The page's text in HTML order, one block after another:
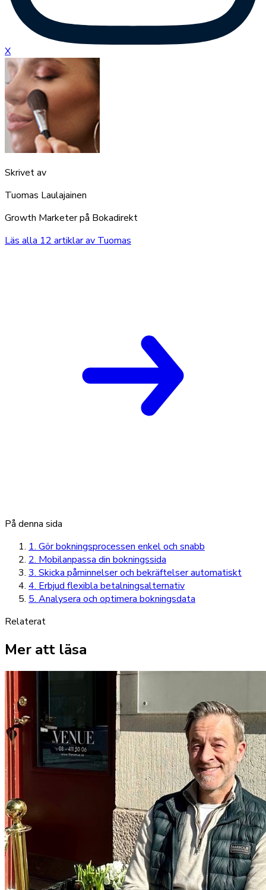
X
Skrivet av
Tuomas Laulajainen
Growth Marketer på Bokadirekt
Läs alla 12 artiklar av Tuomas
På denna sida
1. Gör bokningsprocessen enkel och snabb
2. Mobilanpassa din bokningssida
3. Skicka påminnelser och bekräftelser automatiskt
4. Erbjud flexibla betalningsalternativ
5. Analysera och optimera bokningsdata
Relaterat
Mer att läsa